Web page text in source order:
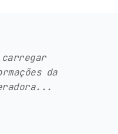
carregar
da